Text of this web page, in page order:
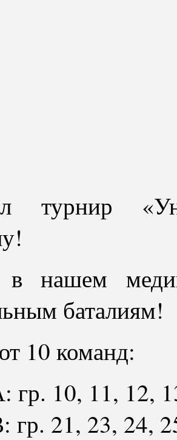
турнир
в нашем
баталиям!
10 команд:
гр. 10, 11, 12,
гр. 21, 23, 24,